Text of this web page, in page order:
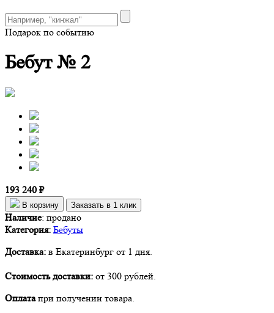
Подарок по событию
Бебут № 2
193 240 ₽
В корзину Заказать в 1 клик
Наличие: продано
Категория: Бебуты
Доставка: в Екатеринбург от 1 дня.
Стоимость доставки: от 300 рублей.
Оплатапри получении товара.